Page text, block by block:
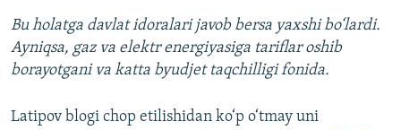
Bu holatga davlat idoralari javob bersa yaxshi bo‘lardi.
Ayniqsa, gaz va elektr energiyasiga tariflar oshib
borayotgani va katta byudjet taqchilligi fonida.
Latipov blogi chop etilishidan ko‘p o‘tmay uni